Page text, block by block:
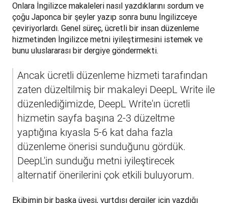
Onlara İngilizce makaleleri nasıl yazdıklarını sordum ve
çoğu Japonca bir şeyler yazıp sonra bunu İngilizceye
çeviriyorlardı. Genel süreç, ücretli bir insan düzenleme
hizmetinden İngilizce metni iyileştirmesini istemek ve
bunu uluslararası bir dergiye göndermekti.
Ancak ücretli düzenleme hizmeti tarafından
zaten düzeltilmiş bir makaleyi DeepL Write ile
düzenlediğimizde, DeepL Write'ın ücretli
hizmetin sayfa başına 2-3 düzeltme
yaptığına kıyasla 5-6 kat daha fazla
düzenleme önerisi sunduğunu gördük.
DeepL'in sunduğu metni iyileştirecek
alternatif önerilerini çok etkili buluyorum.
Ekibimin bir başka üyesi, yurtdışı dergiler için yazdığı